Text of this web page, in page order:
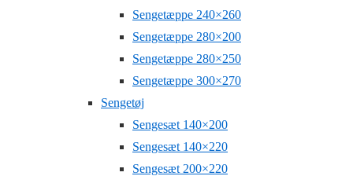
Sengetæppe 240×260
Sengetæppe 280×200
Sengetæppe 280×250
Sengetæppe 300×270
Sengetøj
Sengesæt 140×200
Sengesæt 140×220
Sengesæt 200×220